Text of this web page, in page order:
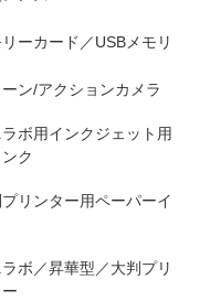
リーカード／USBメモリ
ーン/アクションカメラ
ラボ用インクジェット用
ク
リンター用ペーパーイ
ラボ／昇華型／大判プリ